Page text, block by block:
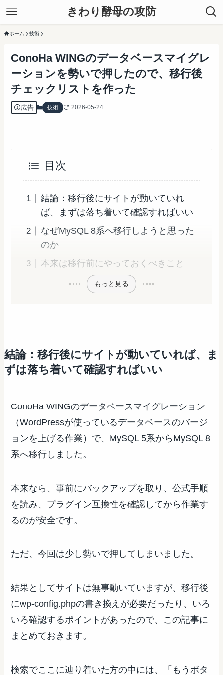
きわり酵母の攻防
ホーム 技術
ConoHa WINGのデータベースマイグレ
ーションを勢いで押したので、移行後
チェックリストを作った
広告 技術 2026-05-24
目次
結論：移行後にサイトが動いていれ
ば、まずは落ち着いて確認すればいい
なぜMySQL 8系へ移行しようと思った
のか
本来は移行前にやっておくべきこと
もっと見る
結論：移行後にサイトが動いていれば、ま
ずは落ち着いて確認すればいい
ConoHa WINGのデータベースマイグレーション
（WordPressが使っているデータベースのバージ
ョンを上げる作業）で、MySQL 5系からMySQL 8
系へ移行しました。
本来なら、事前にバックアップを取り、公式手順
を読み、プラグイン互換性を確認してから作業す
るのが安全です。
ただ、今回は少し勢いで押してしまいました。
結果としてサイトは無事動いていますが、移行後
にwp-config.phpの書き換えが必要だったり、いろ
いろ確認するポイントがあったので、この記事に
まとめておきます。
検索でここに辿り着いた方の中には、「もうボタ